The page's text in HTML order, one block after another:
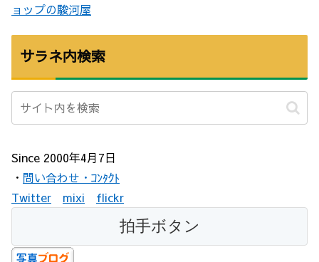
サラネ内検索
Since 2000年4月7日
・ 問い合わせ・ｺﾝﾀｸﾄ
Twitter
mixi flickr